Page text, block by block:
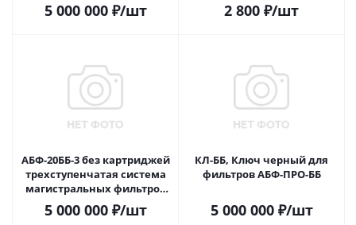
5 000 000₽/шт 2 800 ₽/шт
АБФ-20ББ-3 без картриджей
трехступенчатая система
магистральных фильтров
20ББ повышенного ресурса
д
5 000 000₽/шт
КЛ-ББ, Ключ черный для
фильтров АБФ-ПРО-ББ
5 000 000₽/шт